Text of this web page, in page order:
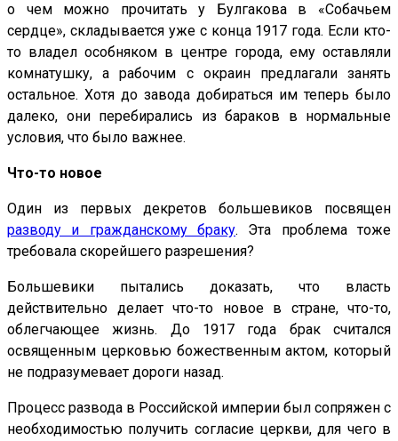
о чем можно прочитать у Булгакова в «Собачьем
сердце», складывается уже с конца 1917 года. Если кто-
то владел особняком в центре города, ему оставляли
комнатушку, а рабочим с окраин предлагали занять
остальное. Хотя до завода добираться им теперь было
далеко, они перебирались из бараков в нормальные
условия, что было важнее.
Что-то новое
Один из первых декретов большевиков посвящен
разводу и гражданскому браку. Эта проблема тоже
требовала скорейшего разрешения?
Большевики пытались доказать, что власть
действительно делает что-то новое в стране, что-то,
облегчающее жизнь. До 1917 года брак считался
освященным церковью божественным актом, который
не подразумевает дороги назад.
Процесс развода в Российской империи был сопряжен с
необходимостью получить согласие церкви, для чего в